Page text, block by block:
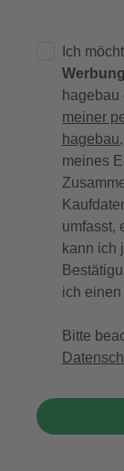
Ich
Werbung
hagebau
meiner
hagebau
meines
umfasst,
kann ich
ich einen
Bitte